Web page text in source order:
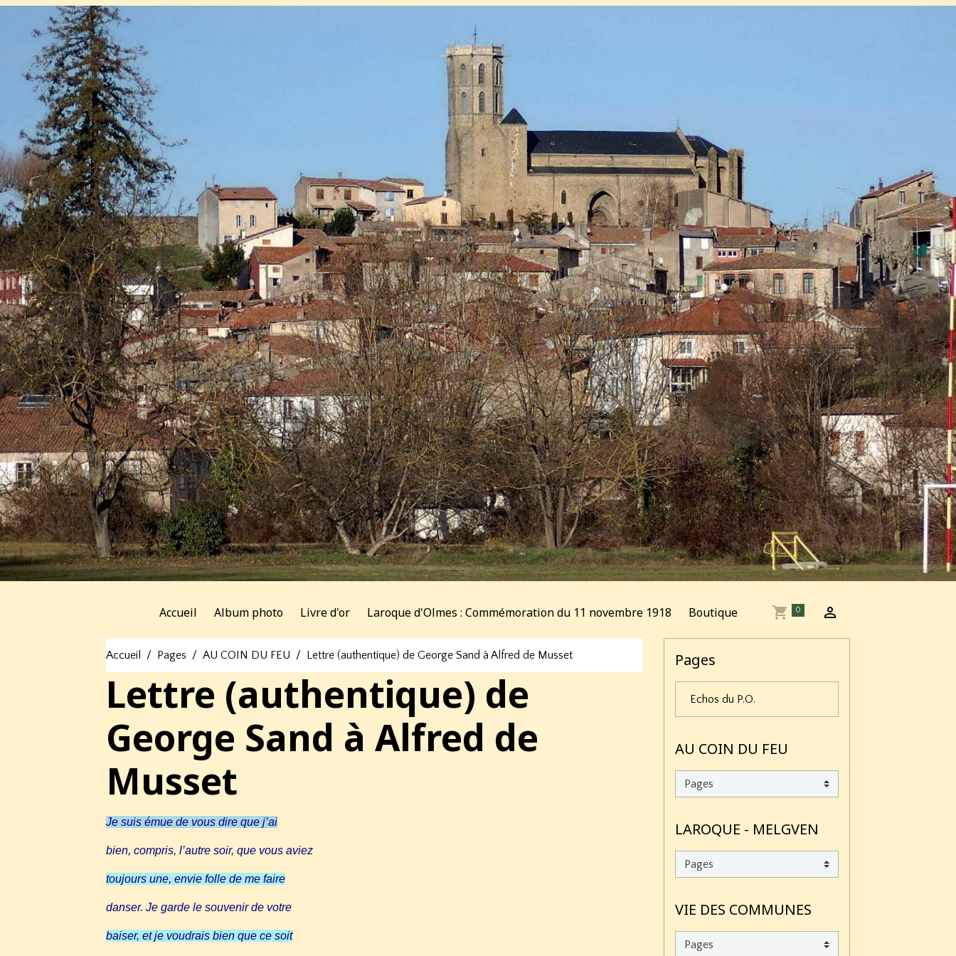
Accueil Album photo Livre d'or Laroque d'Olmes : Commémoration du 11 novembre 1918 Boutique 0
Accueil Pages AU COIN DU FEU Lettre (authentique) de George Sand à Alfred de Musset
Lettre (authentique) de
George Sand à Alfred de
Musset
Je suis émue de vous dire que j’ai
bien, compris, l’autre soir, que vous aviez
toujours une, envie folle de me faire
danser. Je garde le souvenir de votre
baiser, et je voudrais bien que ce soit
Pages
Echos du P.O.
AU COIN DU FEU
LAROQUE - MELGVEN
VIE DES COMMUNES